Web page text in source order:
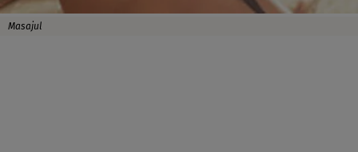
Masajul